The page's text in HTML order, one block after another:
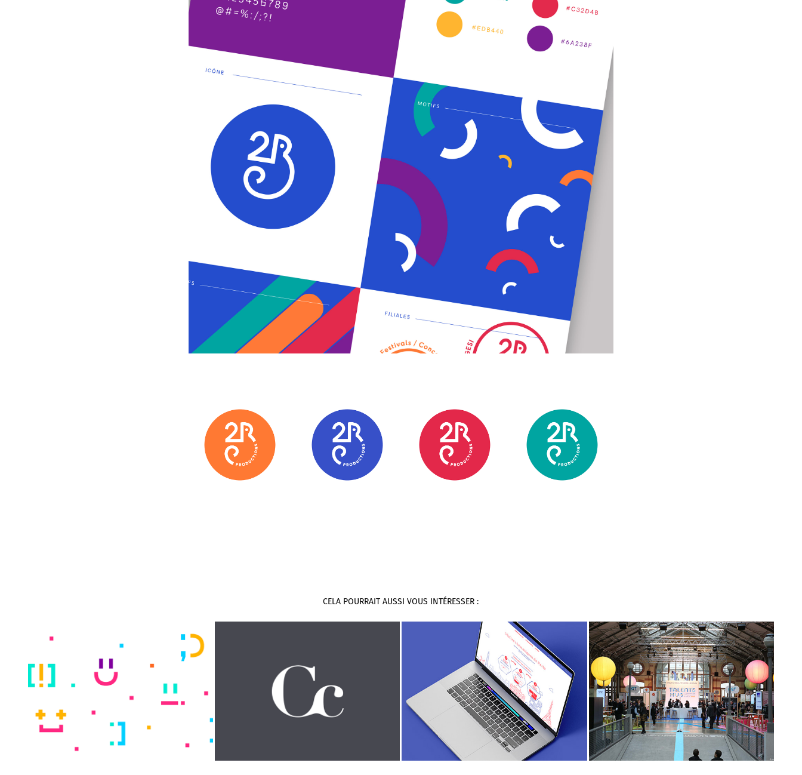
CELA POURRAIT AUSSI VOUS INTÉRESSER :
Dictionnaire des
francophones
Capucine Cassaigne Sweetvisite NQT Talents Hub